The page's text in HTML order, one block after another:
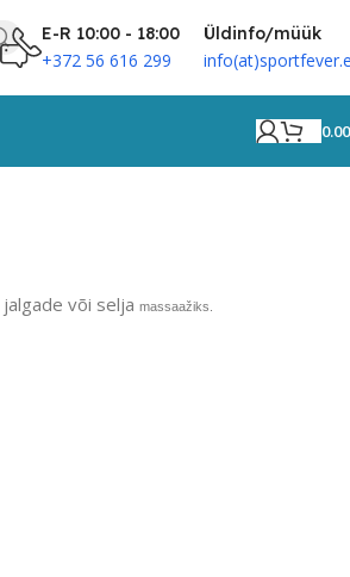
E-R 10:00 - 18:00
+372 56 616 299
Üldinfo/müük
või seljamassaažiks.